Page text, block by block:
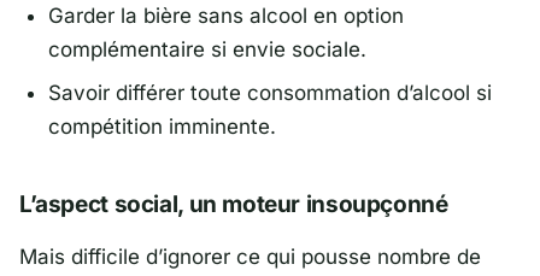
Garder la bière sans alcool en option
complémentaire si envie sociale.
Savoir différer toute consommation d’alcool si
compétition imminente.
L’aspect social, un moteur insoupçonné
Mais difficile d’ignorer ce qui pousse nombre de